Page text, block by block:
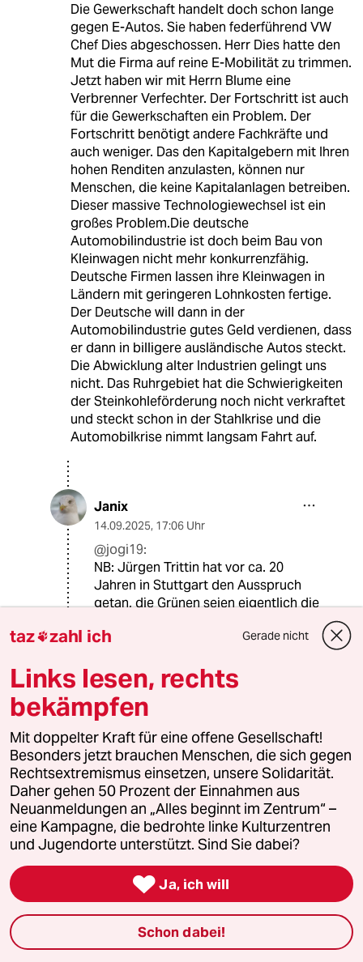
Die Gewerkschaft handelt doch schon lange
gegen E-Autos. Sie haben federführend VW
Chef Dies abgeschossen. Herr Dies hatte den
Mut die Firma auf reine E-Mobilität zu trimmen.
Jetzt haben wir mit Herrn Blume eine
Verbrenner Verfechter. Der Fortschritt ist auch
für die Gewerkschaften ein Problem. Der
Fortschritt benötigt andere Fachkräfte und
auch weniger. Das den Kapitalgebern mit Ihren
hohen Renditen anzulasten, können nur
Menschen, die keine Kapitalanlagen betreiben.
Dieser massive Technologiewechsel ist ein
großes Problem.Die deutsche
Automobilindustrie ist doch beim Bau von
Kleinwagen nicht mehr konkurrenzfähig.
Deutsche Firmen lassen ihre Kleinwagen in
Ländern mit geringeren Lohnkosten fertige.
Der Deutsche will dann in der
Automobilindustrie gutes Geld verdienen, dass
er dann in billigere ausländische Autos steckt.
Die Abwicklung alter Industrien gelingt uns
nicht. Das Ruhrgebiet hat die Schwierigkeiten
der Steinkohleförderung noch nicht verkraftet
und steckt schon in der Stahlkrise und die
Automobilkrise nimmt langsam Fahrt auf.
Janix
14.09.2025, 17:06 Uhr
@jogi19:
NB: Jürgen Trittin hat vor ca. 20
Jahren in Stuttgart den Ausspruch
getan, die Grünen seien eigentlich die
reichlich die Hinweise, wie
nachhaltig stattfinden könne.
Jetzt werden Wolfsburg & Co. leider
selbstverdient zu Gelsenkirchen und
Bitterfeld II. Ich hoffe für die Orte,
dass wenigstens Militärgut oder E-
Bikes produziert werden.
Die IG Metall und die
Autoindustriellen setzen auf Melken
der Cash Cow feiste Autos, bis gar
keine Milch da ist, statt an die Kälber
E-Auto, Kleinwagen und E-Bikes
ausreichend zu denken. Die Party ist
aber absehbar vorbei. Wir sollten die
direkten und indirekten Zuschüsse an
die Autoindustriellen, die Quandts
und Klattens und Piechs, stoppen.
taz zahl ich Gerade nicht
Links lesen, rechts
bekämpfen
Mit doppelter Kraft für eine offene Gesellschaft!
Besonders jetzt brauchen Menschen, die sich gegen
Rechtsextremismus einsetzen, unsere Solidarität.
Daher gehen 50 Prozent der Einnahmen aus
Neuanmeldungen an „Alles beginnt im Zentrum“ –
eine Kampagne, die bedrohte linke Kulturzentren
und Jugendorte unterstützt. Sind Sie dabei?
 Ja, ich will
Schon dabei!